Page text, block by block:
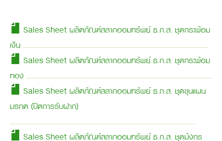
Sales Sheet ผลิตภัณฑ์สลากออมทรัพย์ ธ.ก.ส. ชุดกระพ้อม
เงิน
Sales Sheet ผลิตภัณฑ์สลากออมทรัพย์ ธ.ก.ส. ชุดกระพ้อม
ทอง
Sales Sheet ผลิตภัณฑ์สลากออมทรัพย์ ธ.ก.ส. ชุดขุนแผน
มรกต (ปิดการรับฝาก)
Sales Sheet ผลิตภัณฑ์สลากออมทรัพย์ ธ.ก.ส. ชุดมังกร